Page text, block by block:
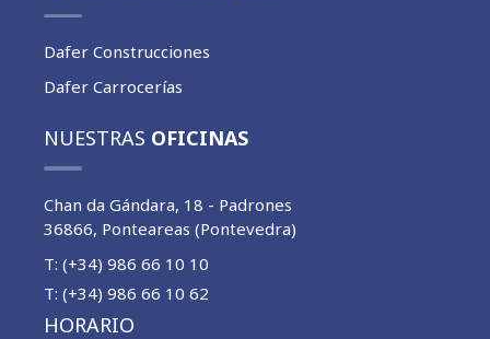
Dafer Construcciones
Dafer Carrocerías
NUESTRAS OFICINAS
Chan da Gándara, 18 - Padrones
36866, Ponteareas (Pontevedra)
T: (+34) 986 66 10 10
T: (+34) 986 66 10 62
HORARIO